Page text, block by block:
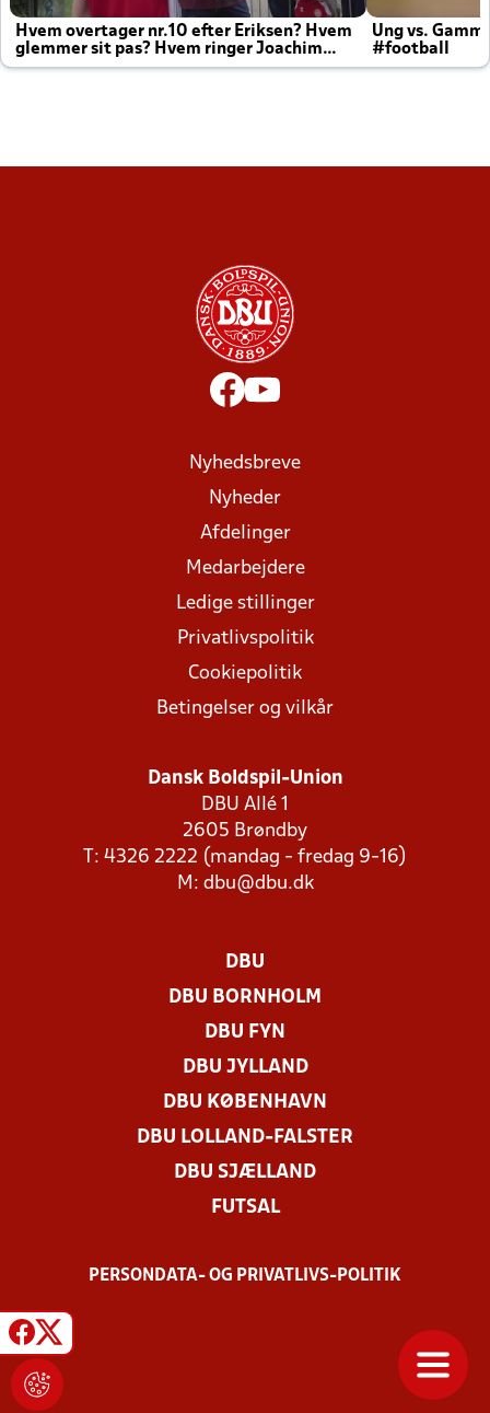
Hvem overtager nr.10 efter Eriksen? Hvem
glemmer sit pas? Hvem ringer Joachim
altid til efter kampe?
Ung vs.
#football
Nyhedsbreve
Nyheder
Afdelinger
Medarbejdere
Ledige stillinger
Privatlivspolitik
Cookiepolitik
Betingelser og vilkår
Dansk Boldspil-Union
DBU Allé 1
2605 Brøndby
T: 4326 2222 (mandag - fredag 9-16)
M: dbu@dbu.dk
DBU
DBU BORNHOLM
DBU FYN
DBU JYLLAND
DBU KØBENHAVN
DBU LOLLAND-FALSTER
DBU SJÆLLAND
FUTSAL
PERSONDATA- OG PRIVATLIVS-POLITIK